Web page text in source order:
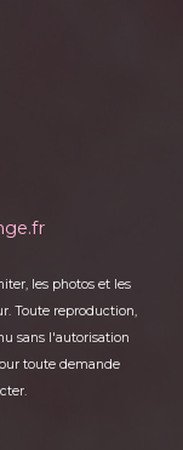
les photos et les
Toute reproduction,
sans l'autorisation
toute demande